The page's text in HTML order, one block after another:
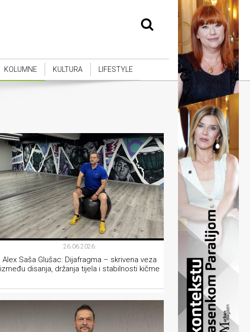
KOLUMNE KULTURA LIFESTYLE
26.06.2026.
Alex Saša Glušac: Dijafragma – skrivena veza
između disanja, držanja tijela i stabilnosti kičme